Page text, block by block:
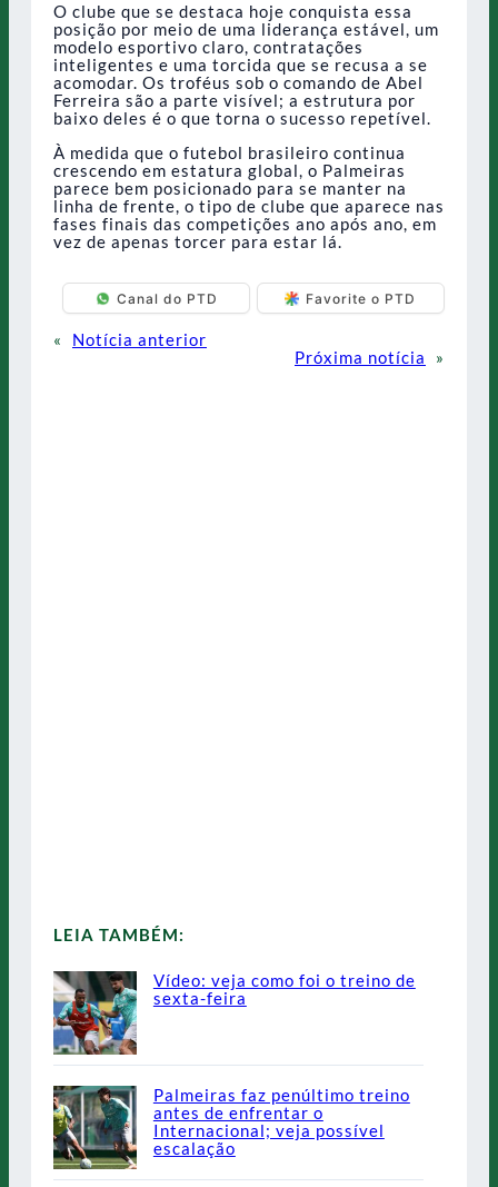
O clube que se destaca hoje conquista essa
posição por meio de uma liderança estável, um
modelo esportivo claro, contratações
inteligentes e uma torcida que se recusa a se
acomodar. Os troféus sob o comando de Abel
Ferreira são a parte visível; a estrutura por
baixo deles é o que torna o sucesso repetível.
À medida que o futebol brasileiro continua
crescendo em estatura global, o Palmeiras
parece bem posicionado para se manter na
linha de frente, o tipo de clube que aparece nas
fases finais das competições ano após ano, em
vez de apenas torcer para estar lá.
Canal do PTD Favorite o PTD
«
Notícia anterior
Próxima notícia
»
LEIA TAMBÉM:
Vídeo: veja como foi o treino de
sexta-feira
Palmeiras faz penúltimo treino
antes de enfrentar o
Internacional; veja possível
escalação